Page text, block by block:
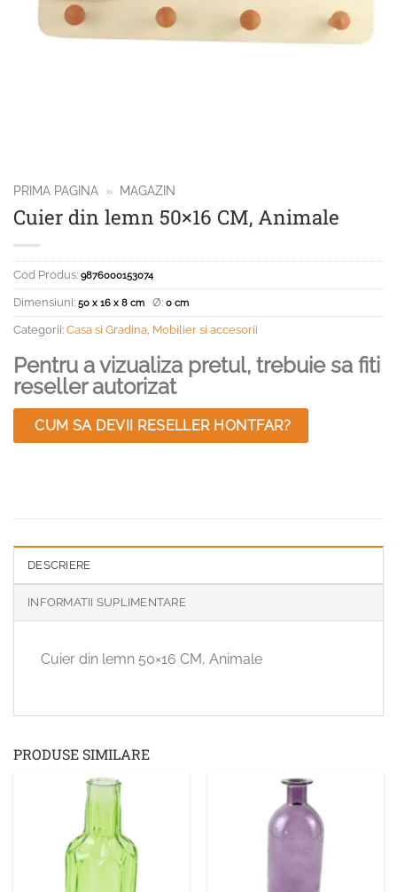
PRIMA PAGINA » MAGAZIN
Cuier din lemn 50×16 CM, Animale
Cod Produs: 9876000153074
Dimensiuni: 50 x 16 x 8 cm Ø: 0 cm
Categorii: Casa si Gradina Mobilier si accesorii
Pentru a vizualiza pretul, trebuie sa fiti
reseller autorizat
CUM SA DEVII RESELLER HONTFAR?
DESCRIERE
INFORMATII SUPLIMENTARE
Cuier din lemn 50×16 CM, Animale
PRODUSE SIMILARE